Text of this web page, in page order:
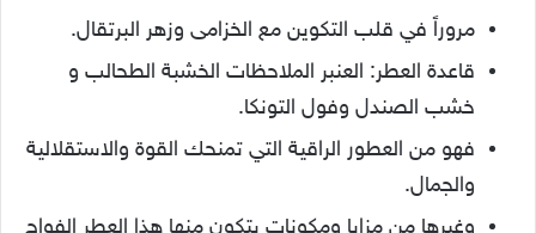
مروراً في قلب التكوين مع الخزامى وزهر البرتقال.
قاعدة العطر: العنبر الملاحظات الخشبة الطحالب و
خشب الصندل وفول التونكا.
فهو من العطور الراقية التي تمنحك القوة والاستقلالية
والجمال.